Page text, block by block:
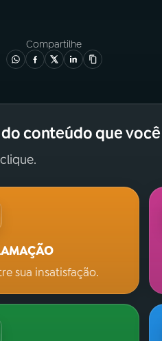
Compartilhe
conteúdo que
sua insatisfação.